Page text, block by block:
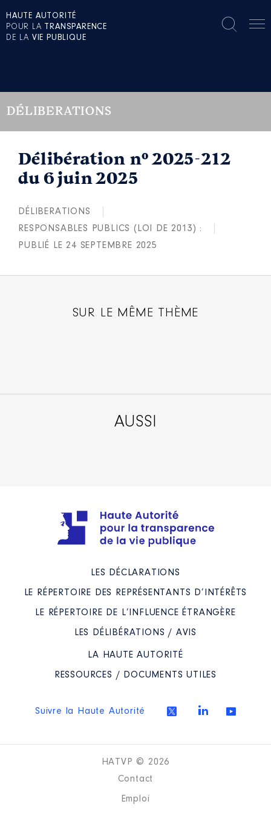
HAUTE AUTORITÉ
POUR LA TRANSPARENCE
DE LA VIE PUBLIQUE
DÉLIBERATIONS
Délibération n° 2025-212
du 6 juin 2025
DÉLIBERATIONS
RESPONSABLES PUBLICS (LOI DE 2013) :
PUBLIÉ LE 24 SEPTEMBRE 2025
SUR LE MÊME THÈME
AUSSI
LES DÉCLARATIONS
LE RÉPERTOIRE DES REPRÉSENTANTS D’INTÉRÊTS
LE RÉPERTOIRE DE L’INFLUENCE ÉTRANGÈRE
LES DÉLIBÉRATIONS / AVIS
LA HAUTE AUTORITÉ
RESSOURCES / DOCUMENTS UTILES
Suivre la Haute Autorité
HATVP © 2026
Contact
Emploi